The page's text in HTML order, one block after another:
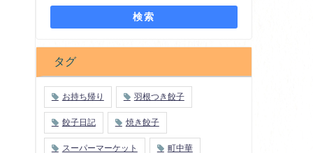
検索
タグ
お持ち帰り 羽根つき餃子
餃子日記 焼き餃子
スーパーマーケット 町中華